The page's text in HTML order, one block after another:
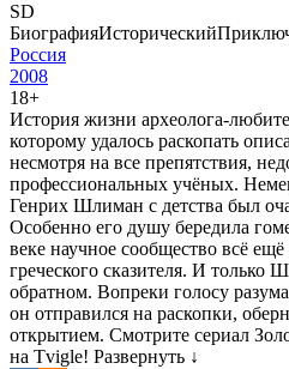
SD
БиографияИсторический
Россия
2008
18+
История жизни археолога-
которому удалось раскопать
несмотря на все препятствия,
профессиональных учёных.
Генрих Шлиман с детства был
Особенно его душу бередила
веке научное сообщество всё
греческого сказителя. И только
обратном. Вопреки голосу
он отправился на раскопки,
открытием. Смотрите сериал
на Tvigle! Развернуть ↓